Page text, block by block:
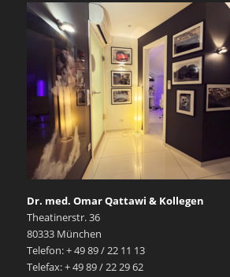
Dr. med. Omar Qattawi & Kollegen
Theatinerstr. 36
80333 München
Telefon: + 49 89 / 22 11 13
Telefax: + 49 89 / 22 29 62